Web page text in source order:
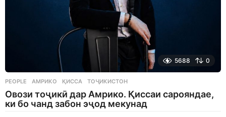
5688 0
PEOPLE АМРИКО ,ҚИССА ,ТОҶИКИСТОН
Овози тоҷикӣ дар Амрико. Қиссаи сарояндае,
ки бо чанд забон эҷод мекунад